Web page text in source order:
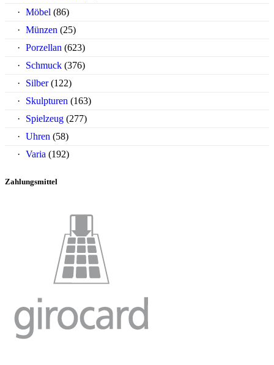
Möbel (86)
Münzen (25)
Porzellan (623)
Schmuck (376)
Silber (122)
Skulpturen (163)
Spielzeug (277)
Uhren (58)
Varia (192)
Zahlungsmittel